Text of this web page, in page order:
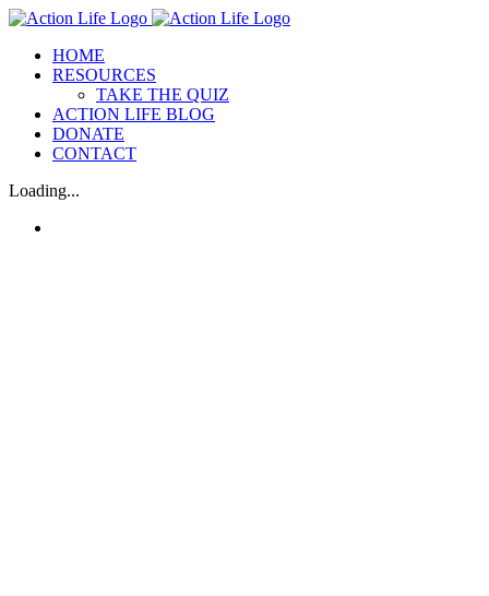
Skip
contentHOME
RESOURCES
TAKE THE QUIZ
ACTION LIFE BLOG
DONATE
CONTACT
Loading...